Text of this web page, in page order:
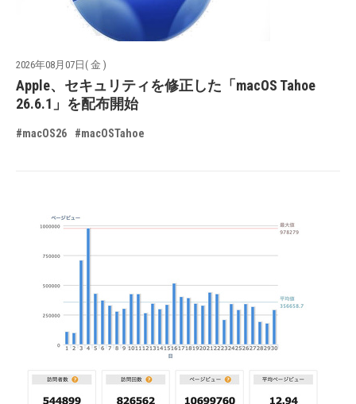
2026年08月07日( 金 )
Apple、セキュリティを修正した「macOS Tahoe
26.6.1」を配布開始
#macOS26 #macOSTahoe